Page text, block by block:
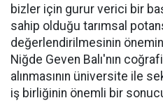
bizler için gurur verici bir
sahip olduğu tarımsal
değerlendirilmesinin
Niğde Geven Balı'nın
alınmasının üniversite ile
iş birliğinin önemli bir